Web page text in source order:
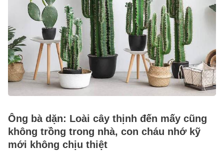
Ông bà dặn: Loài cây thịnh đến mấy cũng
không trồng trong nhà, con cháu nhớ kỹ
mới không chịu thiệt